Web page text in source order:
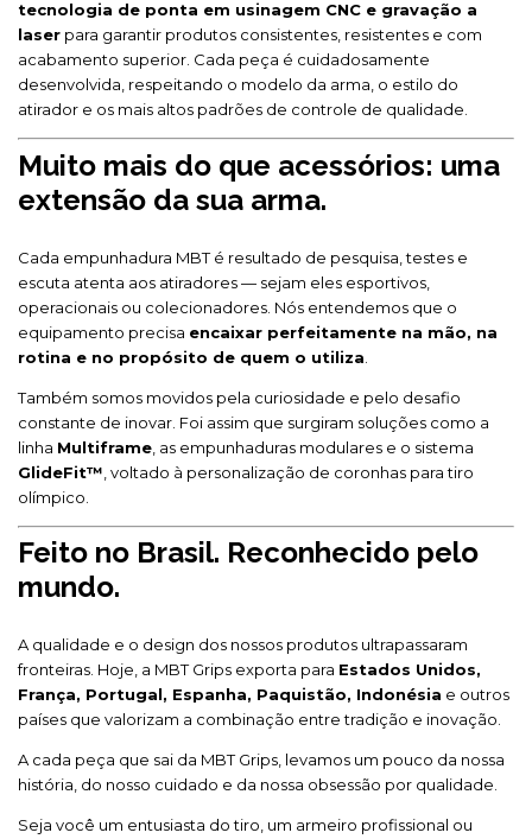
tecnologia de ponta em usinagem CNC e gravação a
laser para garantir produtos consistentes, resistentes e com
acabamento superior. Cada peça é cuidadosamente
desenvolvida, respeitando o modelo da arma, o estilo do
atirador e os mais altos padrões de controle de qualidade.
Muito mais do que acessórios: uma
extensão da sua arma.
Cada empunhadura MBT é resultado de pesquisa, testes e
escuta atenta aos atiradores — sejam eles esportivos,
operacionais ou colecionadores. Nós entendemos que o
equipamento precisa encaixar perfeitamente na mão, na
rotina e no propósito de quem o utiliza
Também somos movidos pela curiosidade e pelo desafio
constante de inovar. Foi assim que surgiram soluções como a
linha Multiframe , as empunhaduras modulares e o sistema
GlideFit™ , voltado à personalização de coronhas para tiro
olímpico.
Feito no Brasil. Reconhecido pelo
mundo.
A qualidade e o design dos nossos produtos ultrapassaram
fronteiras. Hoje, a MBT Grips exporta para Estados Unidos,
França, Portugal, Espanha, Paquistão, Indonésia e outros
países que valorizam a combinação entre tradição e inovação.
A cada peça que sai da MBT Grips, levamos um pouco da nossa
história, do nosso cuidado e da nossa obsessão por qualidade.
Seja você um entusiasta do tiro, um armeiro profissional ou